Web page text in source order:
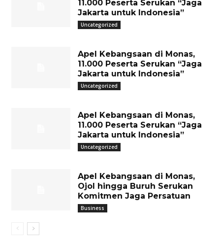
11.000 Peserta Serukan “Jaga
Jakarta untuk Indonesia”
Uncategorized
Apel Kebangsaan di Monas,
11.000 Peserta Serukan “Jaga
Jakarta untuk Indonesia”
Uncategorized
Apel Kebangsaan di Monas,
11.000 Peserta Serukan “Jaga
Jakarta untuk Indonesia”
Uncategorized
Apel Kebangsaan di Monas,
Ojol hingga Buruh Serukan
Komitmen Jaga Persatuan
Business